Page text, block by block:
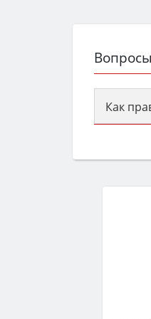
Как
семьи,